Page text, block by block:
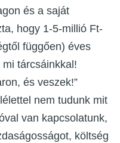
és a saját
hogy 1-5-millió Ft-
függően) éves
tárcsáinkkal!
és veszek!”
nem tudunk mit
van kapcsolatunk,
költség